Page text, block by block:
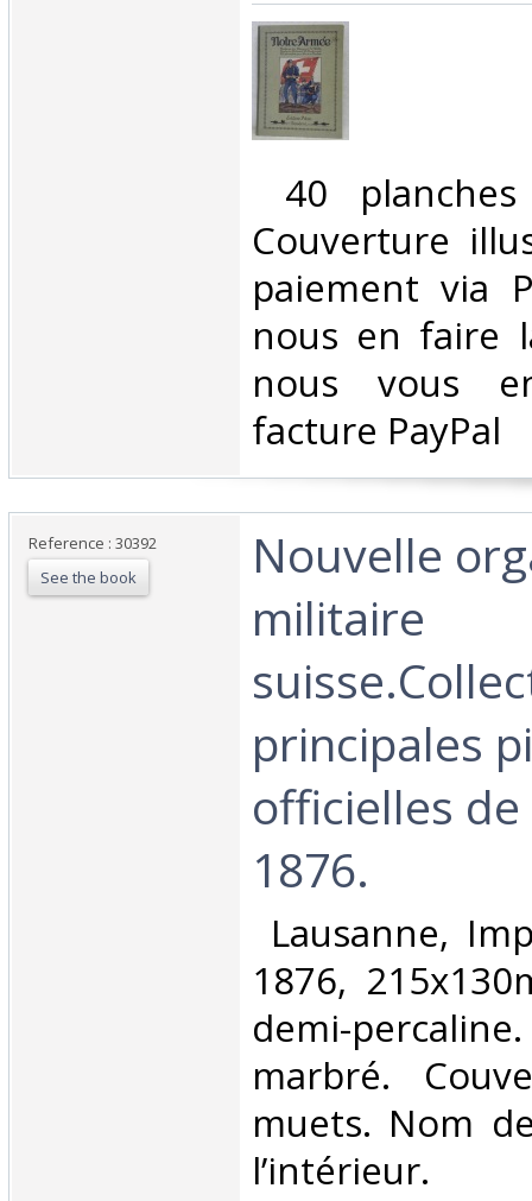
40
Couverture
paiement via
nous en faire
nous vous
facture PayPal‎
Reference : 30392
See the book
‎Nouvelle
militaire
principales
officielles de
1876.‎
Lausanne,
1876,
demi-
marbré.
muets. Nom
l’intérieur. ‎